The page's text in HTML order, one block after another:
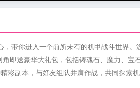
带你进入一个前所未有的机甲战斗世界。
即送豪华大礼包，包括铸魂石、魔力、宝
彩副本，与好友组队并肩作战，共同探索